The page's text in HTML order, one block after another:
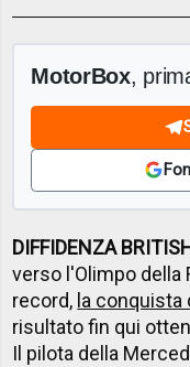
MotorBox,
DIFFIDENZA
verso l'Olimpo della
record, la
risultato fin qui
Il pilota della